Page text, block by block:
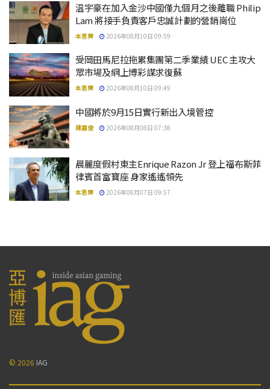
温宇豪在加入金沙中國僅九個月之後離職 Philip
Lam 將接手負責客戶忠誠計劃的營銷崗位
本思齊 2026年08月10日 09:59
受岡田馬尼拉拖累集團第二季業績 UEC 主攻大
眾市場及網上博彩謀求復蘇
本思齊 2026年08月10日 09:49
中國將於9月15日實行新出入境管控
陳嘉俊 2026年08月08日 07:38
晨麗度假村東主Enrique Razon Jr 登上福布斯菲
律賓首富寶座 身家遙遙領先
本思齊 2026年08月07日 09:57
© 2026 IAG